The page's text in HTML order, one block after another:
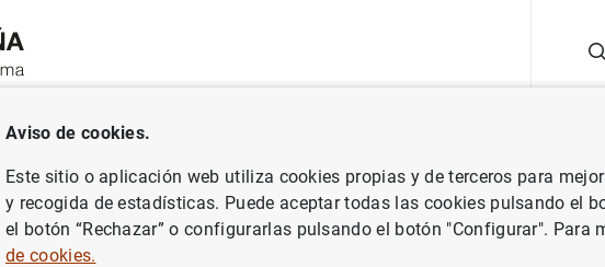
Áreas de actuación
Aviso de cookies.
Este sitio o aplicación web utiliza cookies propias y de terceros para
y recogida de estadísticas. Puede aceptar todas las cookies pulsando el
el botón “Rechazar” o configurarlas pulsando el botón "Configurar". Para
de cookies.